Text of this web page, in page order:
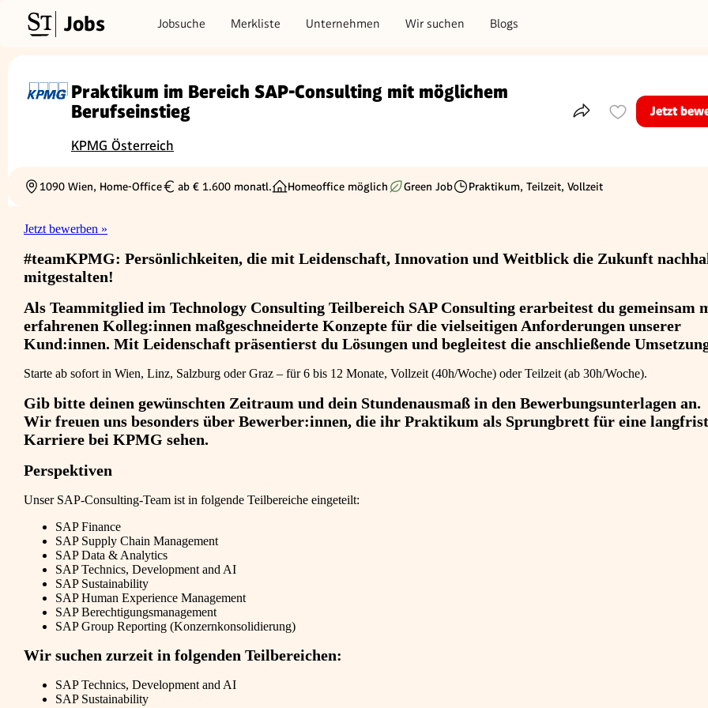
Jobs Jobsuche Merkliste Unternehmen Wir suchen Blogs
Praktikum im Bereich SAP-Consulting mit möglichem
Berufseinstieg
KPMG Österreich
Teile dieses Inserat
Jetzt
Ortschaft
1090 Wien, Home-Office
Gehalt
ab € 1.600 monatl. Homeoffice möglich Green Job
Beschäftigungsart
Praktikum, Teilzeit, Vollzeit
Jetzt bewerben »
#teamKPMG: Persönlichkeiten, die mit Leidenschaft, Innovation und Weitblick die Zukunft
mitgestalten!
Als Teammitglied im Technology Consulting Teilbereich SAP Consulting erarbeitest du gemeinsam
erfahrenen Kolleg:innen maßgeschneiderte Konzepte für die vielseitigen Anforderungen unserer
Kund:innen. Mit Leidenschaft präsentierst du Lösungen und begleitest die anschließende
Starte ab sofort in Wien, Linz, Salzburg oder Graz – für 6 bis 12 Monate, Vollzeit (40h/Woche) oder Teilzeit (ab 30h/Woche).
Gib bitte deinen gewünschten Zeitraum und dein Stundenausmaß in den Bewerbungsunterlagen an.
Wir freuen uns besonders über Bewerber:innen, die ihr Praktikum als Sprungbrett für eine
Karriere bei KPMG sehen.
Perspektiven
Unser SAP-Consulting-Team ist in folgende Teilbereiche eingeteilt:
SAP Finance
SAP Supply Chain Management
SAP Data & Analytics
SAP Technics, Development and AI
SAP Sustainability
SAP Human Experience Management
SAP Berechtigungsmanagement
SAP Group Reporting (Konzernkonsolidierung)
Wir suchen zurzeit in folgenden Teilbereichen:
SAP Technics, Development and AI
SAP Sustainability